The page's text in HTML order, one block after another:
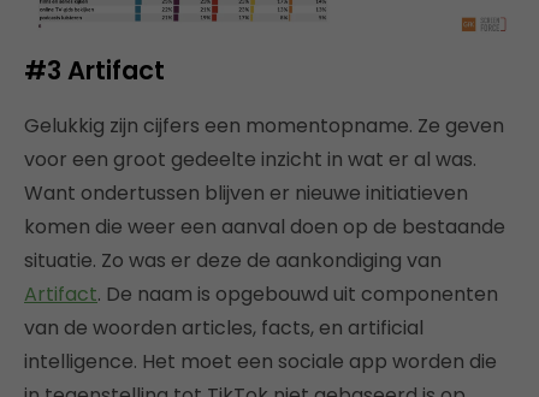
#3 Artifact
Gelukkig zijn cijfers een momentopname. Ze geven
voor een groot gedeelte inzicht in wat er al was.
Want ondertussen blijven er nieuwe initiatieven
komen die weer een aanval doen op de bestaande
situatie. Zo was er deze de aankondiging van
Artifact. De naam is opgebouwd uit componenten
van de woorden articles, facts, en artificial
intelligence. Het moet een sociale app worden die